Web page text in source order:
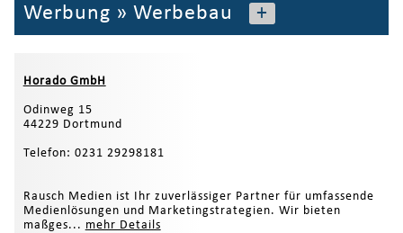
Werbung » Werbebau +
Horado GmbH
Odinweg 15
44229 Dortmund
Telefon: 0231 29298181
Rausch Medien ist Ihr zuverlässiger Partner für umfassende
Medienlösungen und Marketingstrategien. Wir bieten
maßges... mehr Details